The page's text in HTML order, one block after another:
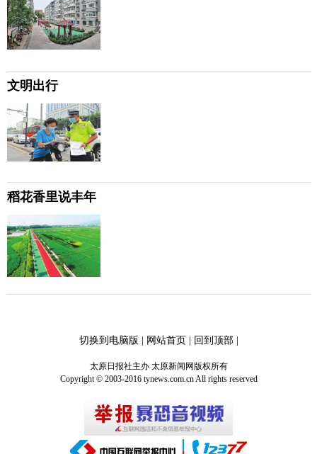
文明出行
稻花香里说丰年
切换到电脑版 | 网站首页| 回到顶部|
太原日报社主办 太原新闻网版权所有
Copyright © 2003-2016 tynews.com.cn All rights reserved